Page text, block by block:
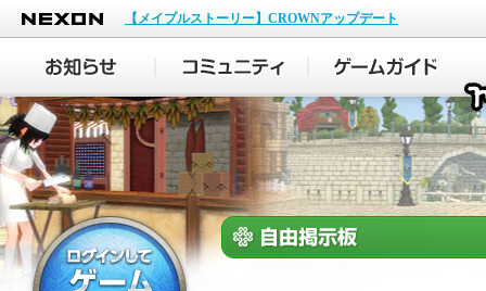
NEXON
【メイプルストーリー】CROWNアップデート